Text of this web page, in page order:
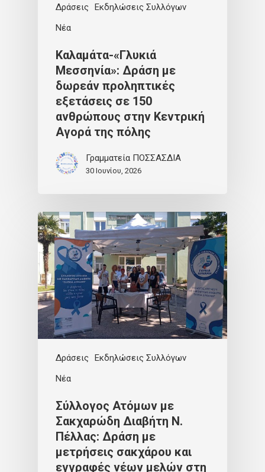
Δράσεις
Εκδηλώσεις Συλλόγων
Νέα
Καλαμάτα-«Γλυκιά
Μεσσηνία»: Δράση με
δωρεάν προληπτικές
εξετάσεις σε 150
ανθρώπους στην Κεντρική
Αγορά της πόλης
Γραμματεία ΠΟΣΣΑΣΔΙΑ
30 Ιουνίου, 2026
Δράσεις
Εκδηλώσεις Συλλόγων
Νέα
Σύλλογος Ατόμων με
Σακχαρώδη Διαβήτη Ν.
Πέλλας: Δράση με
μετρήσεις σακχάρου και
εγγραφές νέων μελών στη